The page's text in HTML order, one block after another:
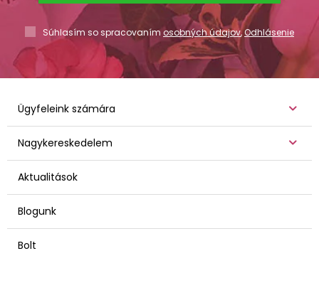
Súhlasím so spracovaním osobných údajov,Odhlásenie
Ügyfeleink számára
Nagykereskedelem
Aktualitások
Blogunk
Bolt